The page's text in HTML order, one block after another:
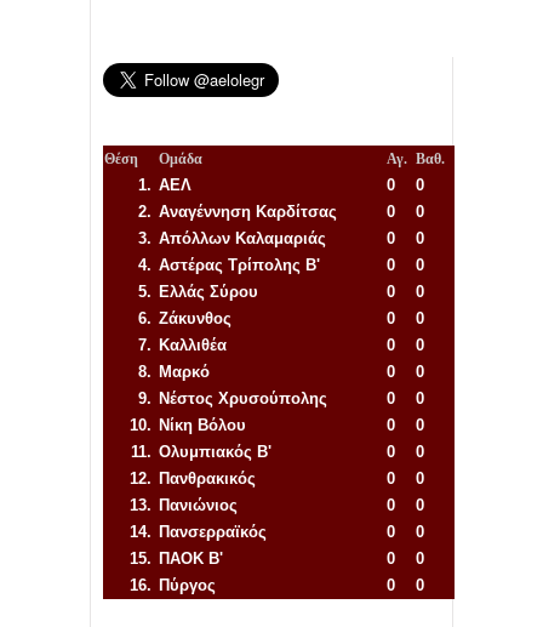
Θέση Ομάδα Αγ. Βαθ.
1. ΑΕΛ 0
0
2. Αναγέννηση Καρδίτσας 0
0
3. Απόλλων Καλαμαριάς 0
0
4. Αστέρας Τρίπολης Β' 0
0
5. Ελλάς Σύρου 0
0
6. Ζάκυνθος 0
0
7. Καλλιθέα 0
0
8. Μαρκό 0
0
9. Νέστος Χρυσούπολης 0
0
10. Νίκη Βόλου 0
0
11. Ολυμπιακός Β' 0
0
12. Πανθρακικός 0
0
13. Πανιώνιος 0
0
14. Πανσερραϊκός 0
0
15. ΠΑΟΚ Β' 0
0
16. Πύργος 0
0